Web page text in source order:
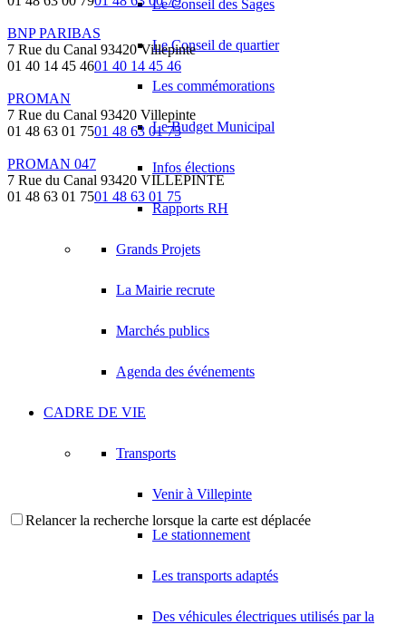
Le Conseil des Sages
Le Conseil de quartier
Les commémorations
Le Budget Municipal
Infos élections
Rapports RH
Grands Projets
La Mairie recrute
Marchés publics
Agenda des événements
CADRE DE VIE
Transports
Venir à Villepinte
Le stationnement
Les transports adaptés
Des véhicules électriques utilisés par la
BNP PARIBAS
7 Rue du Canal 93420 Villepinte
01 40 14 45 4601 40 14 45 46
PROMAN
7 Rue du Canal 93420 Villepinte
01 48 63 01 7501 48 63 01 75
PROMAN 047
7 Rue du Canal 93420 VILLEPINTE
01 48 63 01 7501 48 63 01 75
Relancer la recherche lorsque la carte est déplacée